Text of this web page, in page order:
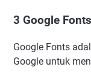
3 Google Fonts
Google Fonts
Google untuk